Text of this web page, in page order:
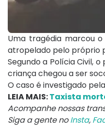
Uma tragédia marcou
atropelado pelo próprio
Segundo a Polícia Civil,
criança chegou a ser
O caso é investigado
LEIA MAIS:Taxista
Acompanhe nossas
Siga a gente noInsta,